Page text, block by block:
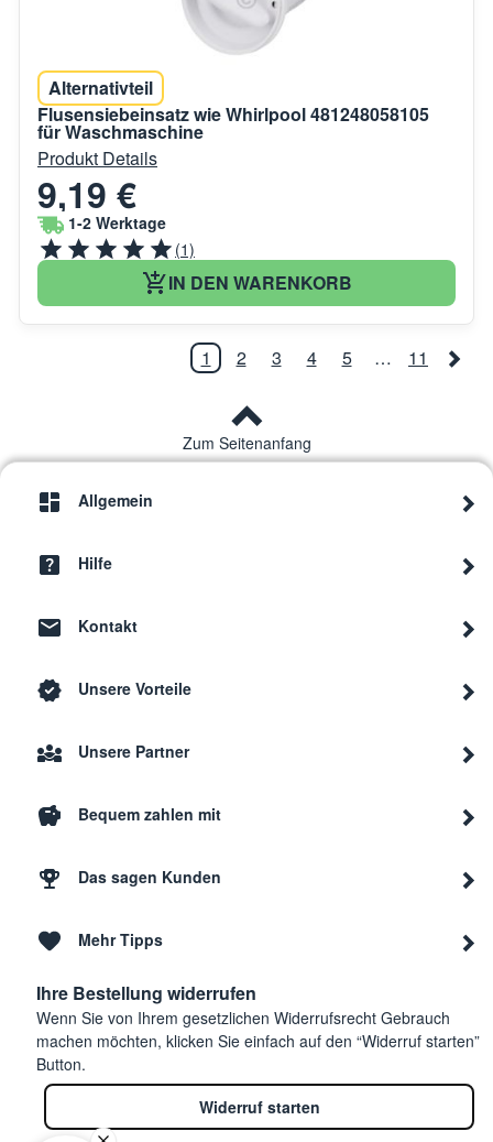
Alternativteil
Flusensiebeinsatz wie Whirlpool 481248058105
für Waschmaschine
Produkt Details
9,19 €
1-2 Werktage
(1)
IN DEN WARENKORB
1 2 3 4 5 … 11
Zum Seitenanfang
Allgemein
Hilfe
Kontakt
Unsere Vorteile
Unsere Partner
Bequem zahlen mit
Das sagen Kunden
Mehr Tipps
Ihre Bestellung widerrufen
Wenn Sie von Ihrem gesetzlichen Widerrufsrecht Gebrauch
machen möchten, klicken Sie einfach auf den “Widerruf starten”
Button.
Widerruf starten